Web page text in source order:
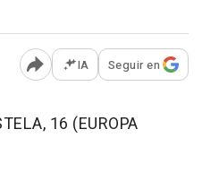
Abrir opciones para
IA Seguir en
16 (EUROPA